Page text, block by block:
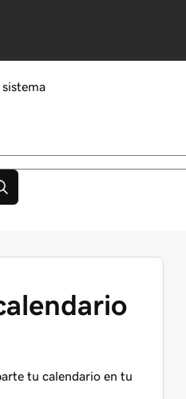
sistema
tu calendario en tu